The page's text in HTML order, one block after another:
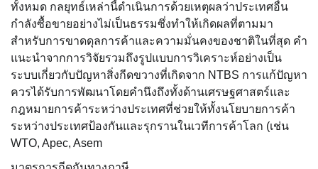
ทั้งหมด กลยุทธ์เหล่านี้ดำเนินการด้วยเหตุผลว่าประเทศอื่น
กำลังซื้อขายอย่างไม่เป็นธรรมซึ่งทำให้เกิดผลที่ตามมา
สำหรับการขาดดุลการค้าและความมั่นคงของชาติในที่สุด คำ
แนะนำจากการวิจัยรวมถึงรูปแบบการวิเคราะห์อย่างเป็น
ระบบเกี่ยวกับปัญหาสิ่งกีดขวางที่เกิดจาก NTBS การแก้ปัญหา
ควรได้รับการพัฒนาโดยคำนึงถึงทั้งด้านเศรษฐศาสตร์และ
กฎหมายการค้าระหว่างประเทศที่ช่วยให้ทั้งนโยบายการค้า
ระหว่างประเทศป้องกันและรุกรานในเวทีการค้าโลก (เช่น
WTO, Apec, Asem